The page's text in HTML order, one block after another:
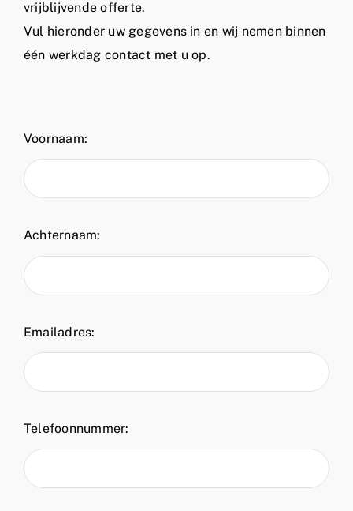
vrijblijvende offerte.
Vul hieronder uw gegevens in en wij nemen binnen
één werkdag contact met u op.
Voornaam:
Achternaam:
Emailadres:
Telefoonnummer: